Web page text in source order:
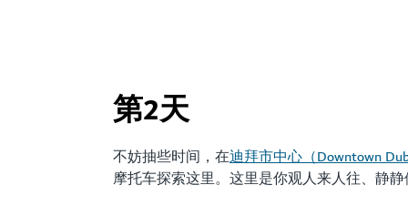
第2天
不妨抽些时间，在迪拜市中心（Downtown
摩托车探索这里。这里是你观人来人往、静